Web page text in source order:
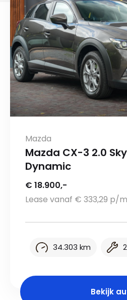
Mazda
Mazda CX-3 2.0
Dynamic
€ 18.900,-
Lease vanaf € 333,29 p/m
34.303 km
Bekijk